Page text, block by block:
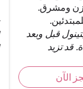
ومشرق.
قبل وبعد
قد تزيد
الآن